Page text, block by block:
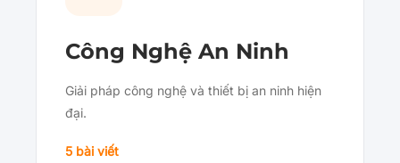
Công Nghệ An Ninh
Giải pháp công nghệ và thiết bị an ninh hiện
đại.
5 bài viết